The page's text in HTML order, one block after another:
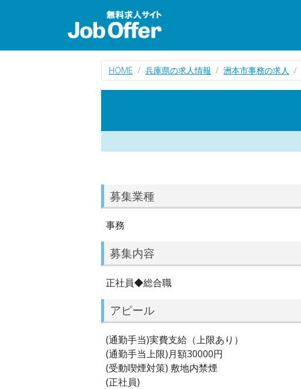
HOME 兵庫県の求人情報 洲本市事務の求人
募集業種
事務
募集内容
正社員◆総合職
アピール
(通勤手当)実費支給（上限あり）
(通勤手当上限)月額30000円
(受動喫煙対策) 敷地内禁煙
(正社員)